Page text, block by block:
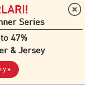
Series
47%
& Jersey